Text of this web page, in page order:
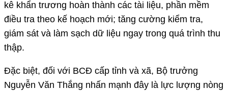
kê khẩn trương hoàn thành các tài liệu, phần mềm
điều tra theo kế hoạch mới; tăng cường kiểm tra,
giám sát và làm sạch dữ liệu ngay trong quá trình thu
thập.
Đặc biệt, đối với BCĐ cấp tỉnh và xã, Bộ trưởng
Nguyễn Văn Thắng nhấn mạnh đây là lực lượng nòng